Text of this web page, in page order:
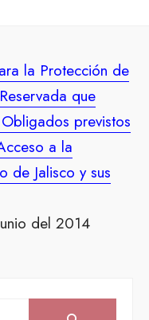
la Protección de
que
previstos
a la
de Jalisco y sus
del 2014